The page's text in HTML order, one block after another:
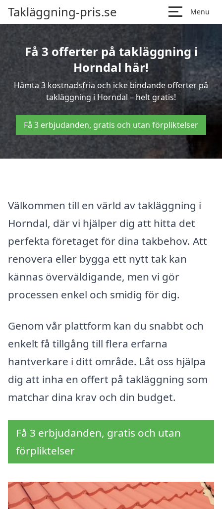
Takläggning-pris.se Menu
Få 3 offerter på takläggning i
Horndal här!
Hämta 3 kostnadsfria och icke bindande offerter på
takläggning i Horndal – helt gratis!
Få 3 erbjudanden, gratis och utan förpliktelser
Välkommen till en värld av takläggning i
Horndal, där vi hjälper dig att hitta det
perfekta företaget för dina takbehov. Att
renovera eller bygga ett nytt tak kan
kännas överväldigande, men vi gör
processen enkel och smidig för dig.
Genom vår plattform kan du snabbt och
enkelt få tillgång till flera erfarna
hantverkare i ditt område. Låt oss hjälpa
dig att inha en offert på takläggning som
matchar dina krav och din budget.
Få 3 erbjudanden, gratis och utan
förpliktelser